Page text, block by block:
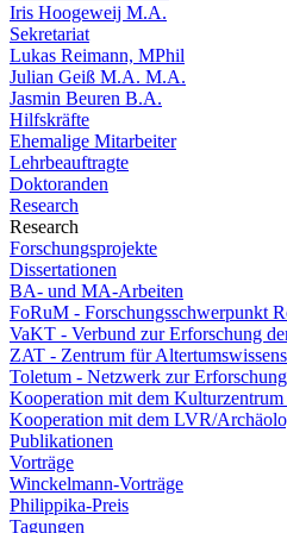
Iris Hoogeweij M.A.
Sekretariat
Lukas Reimann, MPhil
Julian Geiß M.A. M.A.
Jasmin Beuren B.A.
Hilfskräfte
Ehemalige Mitarbeiter
Lehrbeauftragte
Doktoranden
Research
Research
Forschungsprojekte
Dissertationen
BA- und MA-Arbeiten
FoRuM - Forschungsschwerpunkt
VaKT - Verbund zur Erforschung
ZAT - Zentrum für
Toletum - Netzwerk zur
Kooperation mit dem
Kooperation mit dem LVR/
Publikationen
Vorträge
Winckelmann-Vorträge
Philippika-Preis
Tagungen